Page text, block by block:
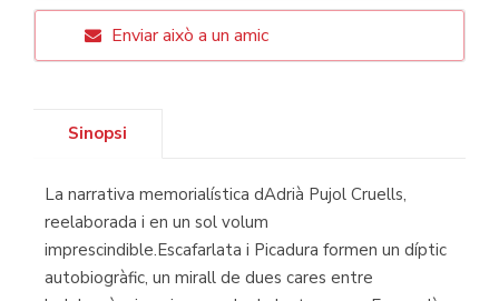
Enviar això a un amic
Sinopsi
La narrativa memorialística dAdrià Pujol Cruells,
reelaborada i en un sol volum
imprescindible.Escafarlata i Picadura formen un díptic
autobiogràfic, un mirall de dues cares entre